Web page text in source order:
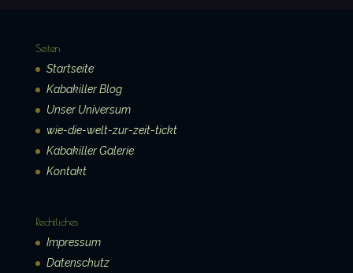
Seiten
Startseite
Kabakiller Blog
Unser Universum
wie-die-welt-zur-zeit-tickt
Kabakiller Galerie
Kontakt
Rechtliches
Impressum
Datenschutz